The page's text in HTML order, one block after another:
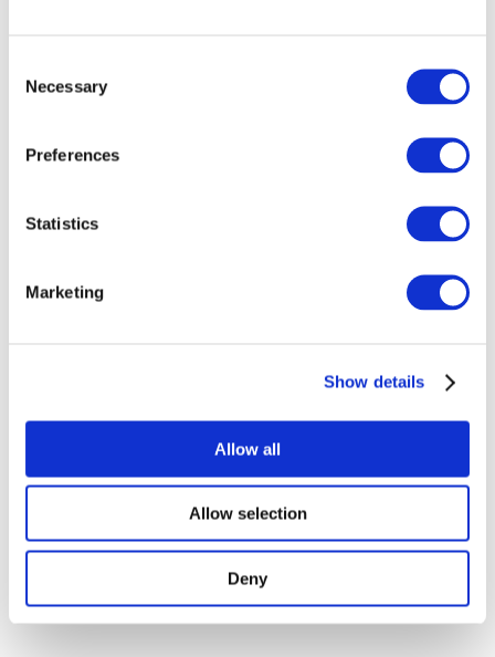
Selection
Necessary
Preferences
Statistics
Marketing
Show details
Allow all
Allow selection
Deny
Ohne Subgenre
Anwenden